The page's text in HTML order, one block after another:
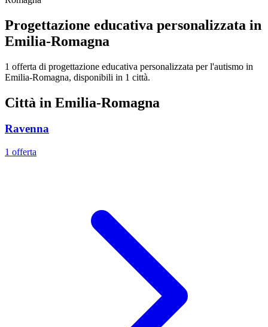
Progettazione educativa personalizzata in
Emilia-Romagna
1 offerta di progettazione educativa personalizzata per l'autismo in
Emilia-Romagna, disponibili in 1 città.
Città in Emilia-Romagna
Ravenna
1 offerta